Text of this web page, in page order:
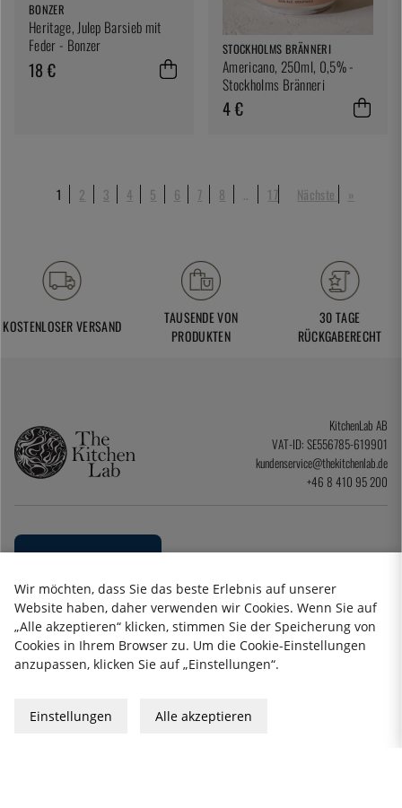
BONZER
Heritage, Julep Barsieb mit
Feder - Bonzer
18 €
STOCKHOLMS BRÄNNERI
Americano, 250ml, 0,5% -
Stockholms Bränneri
4 €
1 2 3 4 5 6 7 8 17 Nächste »
KOSTENLOSER VERSAND
TAUSENDE VON
PRODUKTEN
30 TAGE
RÜCKGABERECHT
KitchenLab AB
VAT-ID: SE556785-619901
kundenservice@thekitchenlab.de
+46 8 410 95 200
Datenschutzerklärung
Allgemeine Geschäftsbedingungen
Wir möchten, dass Sie das beste Erlebnis auf unserer
Website haben, daher verwenden wir Cookies. Wenn Sie auf
„Alle akzeptieren“ klicken, stimmen Sie der Speicherung von
Cookies in Ihrem Browser zu. Um die Cookie-Einstellungen
anzupassen, klicken Sie auf „Einstellungen“.
Einstellungen Alle akzeptieren